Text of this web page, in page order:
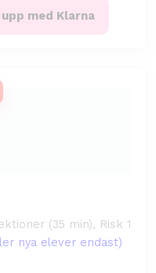
upp med Klarna
(35 min), Risk 1
nya elever endast)